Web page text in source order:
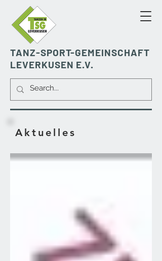
TANZ-SPORT-GEMEINSCHAFT
LEVERKUSEN E.V.
Aktuelles